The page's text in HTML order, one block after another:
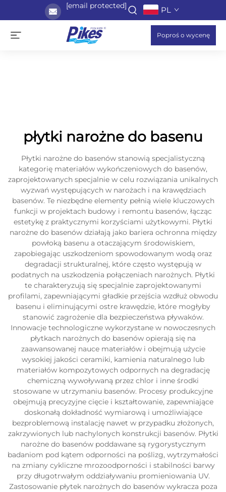
[email protected] PL
Poproś o wycenę
płytki narożne do basenu
Płytki narożne do basenów stanowią specjalistyczną
kategorię materiałów wykończeniowych do basenów,
zaprojektowanych specjalnie w celu rozwiązania unikalnych
wyzwań występujących w narożach i na krawędziach
basenów. Te niezbędne elementy pełnią wiele kluczowych
funkcji w projektach budowy i remontu basenów, łącząc
estetykę z praktycznymi korzyściami użytkowymi. Płytki
narożne do basenów działają jako bariera ochronna między
powłoką basenu a otaczającym środowiskiem,
zapobiegając uszkodzeniom spowodowanym wodą oraz
degradacji strukturalnej, które często występują w
podatnych na uszkodzenia połączeniach narożnych. Płytki
te charakteryzują się specjalnie zaprojektowanymi
profilami, zapewniającymi gładkie przejścia wzdłuż obwodu
basenu i eliminującymi ostre krawędzie, które mogłyby
stanowić zagrożenie dla bezpieczeństwa pływaków.
Innowacje technologiczne wykorzystane w nowoczesnych
płytkach narożnych do basenów opierają się na
zaawansowanej nauce materiałów i obejmują użycie
wysokiej jakości ceramiki, kamienia naturalnego lub
materiałów kompozytowych odpornych na degradację
chemiczną wywoływaną przez chlor i inne środki
stosowane w utrzymaniu basenów. Procesy produkcyjne
obejmują precyzyjne cięcie i kształtowanie, zapewniające
doskonałą dokładność wymiarową i umożliwiające
bezproblemową instalację nawet w przypadku złożonych,
zakrzywionych lub nachylonych konstrukcji basenów. Płytki
narożne do basenów poddawane są rygorystycznym
badaniom pod kątem odporności na poślizg, wytrzymałości
na zmiany cykliczne mrozoodporności i stabilności barwy
przy długotrwałym oddziaływaniu promieniowania UV.
Zastosowanie płytek narożnych do basenów wykracza poza